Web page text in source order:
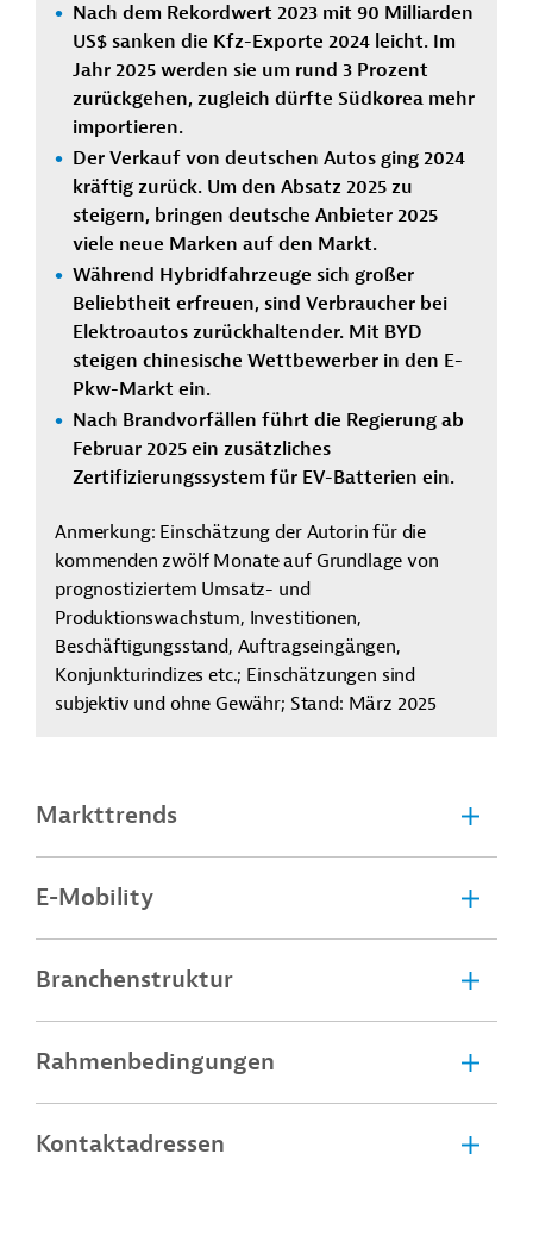
Nach dem Rekordwert 2023 mit 90 Milliarden
US$ sanken die Kfz-Exporte 2024 leicht. Im
Jahr 2025 werden sie um rund 3 Prozent
zurückgehen, zugleich dürfte Südkorea mehr
importieren.
Der Verkauf von deutschen Autos ging 2024
kräftig zurück. Um den Absatz 2025 zu
steigern, bringen deutsche Anbieter 2025
viele neue Marken auf den Markt.
Während Hybridfahrzeuge sich großer
Beliebtheit erfreuen, sind Verbraucher bei
Elektroautos zurückhaltender. Mit BYD
steigen chinesische Wettbewerber in den E-
Pkw-Markt ein.
Nach Brandvorfällen führt die Regierung ab
Februar 2025 ein zusätzliches
Zertifizierungssystem für EV-Batterien ein.
Anmerkung: Einschätzung der Autorin für die
kommenden zwölf Monate auf Grundlage von
prognostiziertem Umsatz- und
Produktionswachstum, Investitionen,
Beschäftigungsstand, Auftragseingängen,
Konjunkturindizes etc.; Einschätzungen sind
subjektiv und ohne Gewähr; Stand: März 2025
Markttrends
E-Mobility
Branchenstruktur
Rahmenbedingungen
Kontaktadressen